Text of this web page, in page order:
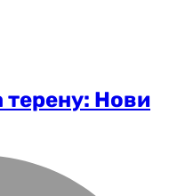
терену: Нови